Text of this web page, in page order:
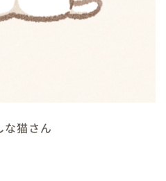
な猫さん